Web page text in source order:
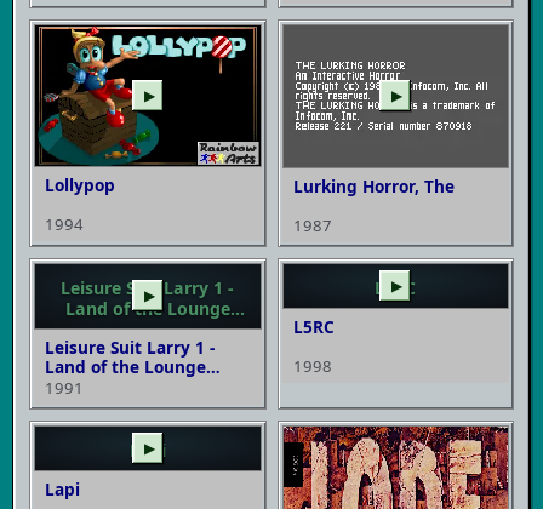
▶
Lollypop
1994
▶
Lurking Horror, The
1987
Leisure Suit Larry 1 -
Land of the Lounge
Lizards VGA
▶
Leisure Suit Larry 1 -
Land of the Lounge
Lizards VGA
1991
L5RC
▶
L5RC
1998
Lapi
▶
Lapi